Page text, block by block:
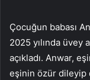
Çocuğun babası
2025 yılında üvey
açıkladı. Anwar,
eşinin özür dileyip